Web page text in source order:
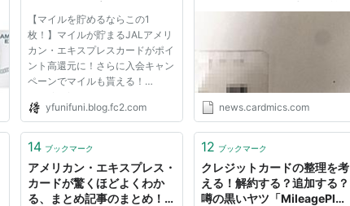
に入会キャンペーンでマイル
も貰える！ - ハピタス・ポイ
ントサイトでお得に生活！
【マイルを貯めるならこの1
枚！】マイルが貯まるJALアメリ
カン・エキスプレスカードがポイ
ント高還元に！さらに入会キャン
ペーンでマイルも貰える！
キスプレス・カード新規申し込み
最大13600マイルプレゼントされ
GetMoney!でマイルが貯...
yfunifuni.blog.fc2.com news.cardmics.com
14 ブックマーク
アメリカン・エキスプレス・
カードが驚くほどよくわか
る、まとめ記事のまとめ！噂
12 ブックマーク
クレジットカードの整理を考
える！解約する？追加する？
噂の黒いヤツ「MileagePlus